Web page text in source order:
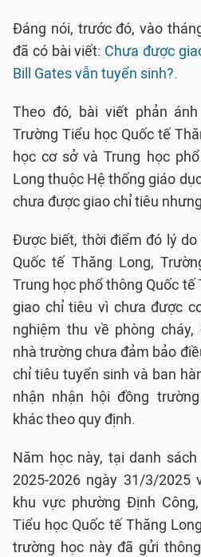
Đáng nói, trước đó, vào
đã có bài viết: Chưa được
Bill Gates vẫn tuyển sinh?.
Theo đó, bài viết phản
Trường Tiểu học Quốc tế
học cơ sở và Trung học
Long thuộc Hệ thống giáo
chưa được giao chỉ tiêu
Được biết, thời điểm đó lý
Quốc tế Thăng Long,
Trung học phổ thông Quốc
giao chỉ tiêu vì chưa được
nghiệm thu về phòng
nhà trường chưa đảm bảo
chỉ tiêu tuyển sinh và ban
nhận nhận hội đồng
khác theo quy định.
Năm học này, tại danh
2025-2026 ngày 31/3/
khu vực phường Định
Tiểu học Quốc tế Thăng
trường học này đã gửi